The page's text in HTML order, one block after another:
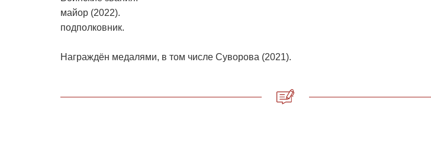
майор (2022).
подполковник.
Награждён медалями, в том числе Суворова (2021).